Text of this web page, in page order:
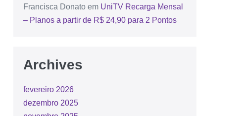
Francisca Donatoem UniTV Recarga Mensal
– Planos a partir de R$ 24,90 para 2 Pontos
Archives
fevereiro 2026
dezembro 2025